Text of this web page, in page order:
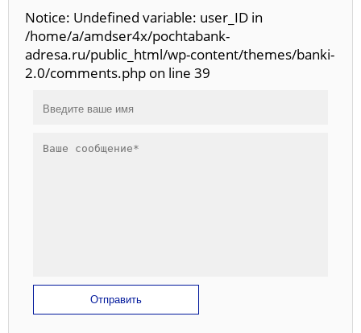
Notice: Undefined variable: user_ID in
/home/a/amdser4x/pochtabank-
adresa.ru/public_html/wp-content/themes/banki-
2.0/comments.php on line 39
Отправить